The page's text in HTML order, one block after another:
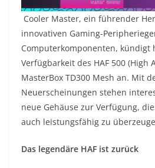
Cooler Master, ein führender
innovativen Gaming-
Computerkomponenten, kündigt
Verfügbarkeit des HAF 500 (High
MasterBox TD300 Mesh an. Mit
Neuerscheinungen stehen
neue Gehäuse zur Verfügung,
auch leistungsfähig zu
Das legendäre HAF ist zurück